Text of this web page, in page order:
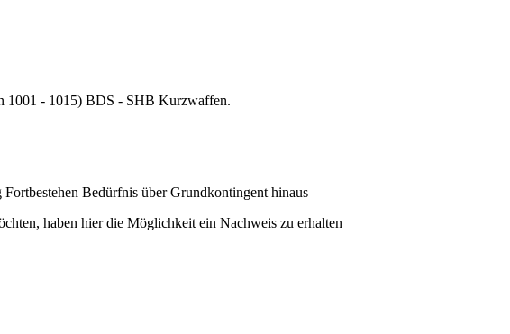
1001 - 1015) BDS - SHB Kurzwaffen.
Bedürfnis über Grundkontingent hinaus
haben hier die Möglichkeit ein Nachweis zu erhalten